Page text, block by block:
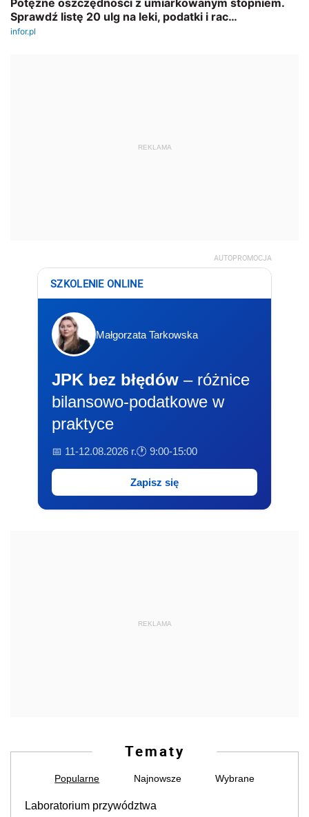
REKLAMA
AUTOPROMOCJA
SZKOLENIE ONLINE
Małgorzata Tarkowska
JPK bez błędów – różnice
bilansowo-podatkowe w
praktyce
📅 11-12.08.2026 r.🕐 9:00-15:00
Zapisz się
REKLAMA
Tematy
Popularne Najnowsze Wybrane
Laboratorium przywództwa